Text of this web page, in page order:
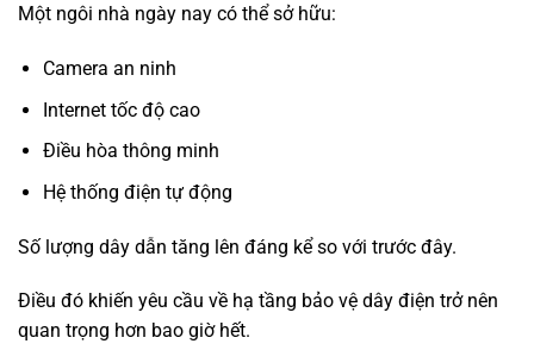
Một ngôi nhà ngày nay có thể sở hữu:
Camera an ninh
Internet tốc độ cao
Điều hòa thông minh
Hệ thống điện tự động
Số lượng dây dẫn tăng lên đáng kể so với trước đây.
Điều đó khiến yêu cầu về hạ tầng bảo vệ dây điện trở nên
quan trọng hơn bao giờ hết.